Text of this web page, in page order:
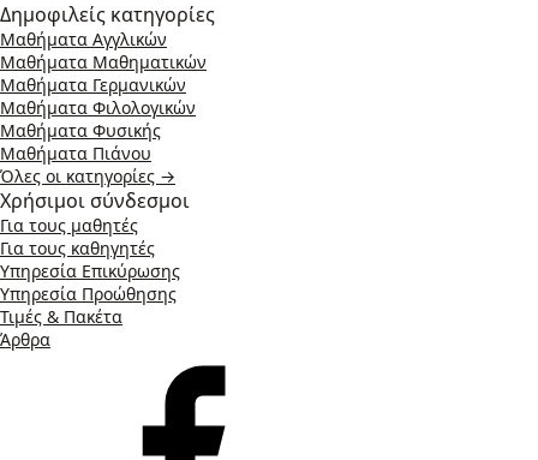
Δημοφιλείς κατηγορίες
Μαθήματα Αγγλικών
Μαθήματα Μαθηματικών
Μαθήματα Γερμανικών
Μαθήματα Φιλολογικών
Μαθήματα Φυσικής
Μαθήματα Πιάνου
Όλες οι κατηγορίες →
Χρήσιμοι σύνδεσμοι
Για τους μαθητές
Για τους καθηγητές
Υπηρεσία Επικύρωσης
Υπηρεσία Προώθησης
Τιμές & Πακέτα
Άρθρα